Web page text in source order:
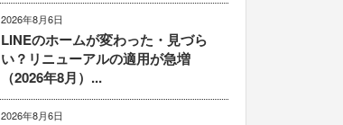
2026年8月6日
LINEのホームが変わった・見づら
い？リニューアルの適用が急増
（2026年8月）...
2026年8月6日